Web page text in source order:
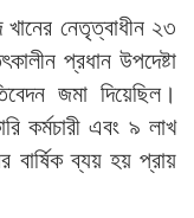
নেতৃত্বাধীন ২৩
প্রধান উপদেষ্টা
জমা দিয়েছিল।
কর্মচারী এবং ৯ লাখ
বার্ষিক ব্যয় হয় প্রায়